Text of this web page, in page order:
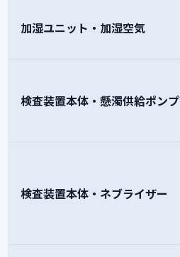
加湿ユニット・加湿空気
検査装置本体・懸濁供給ポンプ
検査装置本体・ネブライザー